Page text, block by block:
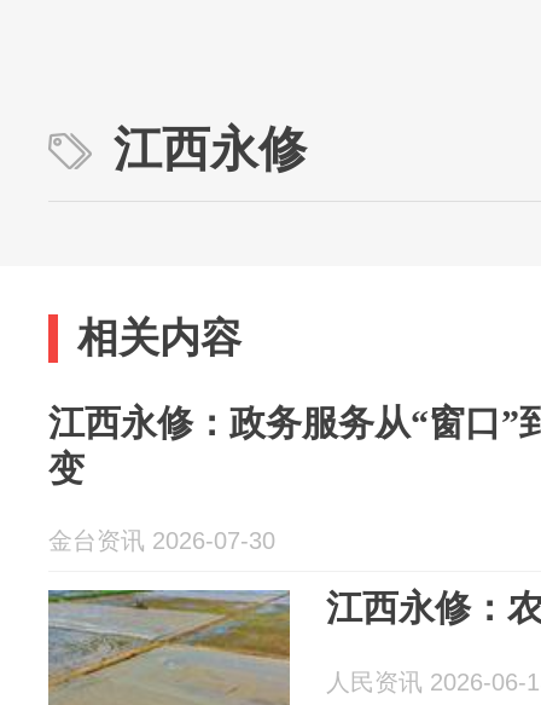
江西永修
相关内容
江西永修：政务服务从“窗口”
变
金台资讯 2026-07-30
江西永修：
人民资讯 2026-06-